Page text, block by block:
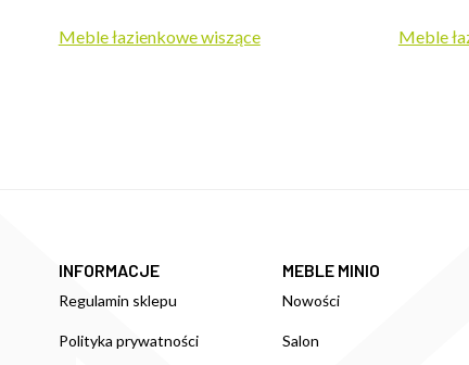
Meble łazienkowe wiszące Meble
INFORMACJE
Regulamin sklepu
Polityka prywatności
MEBLE MINIO
Nowości
Salon